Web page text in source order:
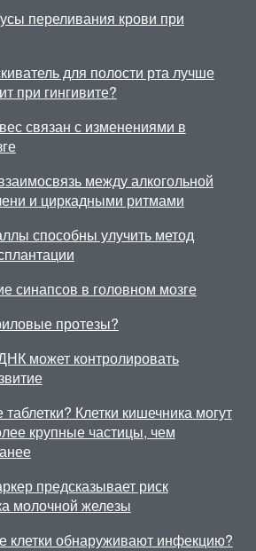
переливания крови при
для полости рта лучше
при гингивите?
связан с изменениями в
между алкогольной
и циркадными ритмами
способны улучить метод
синапсов в головном мозге
протезы?
может контролировать
Клетки кишечника могут
крупные частицы, чем
предсказывает риск
молочной железы
клетки обнаруживают инфекцию?